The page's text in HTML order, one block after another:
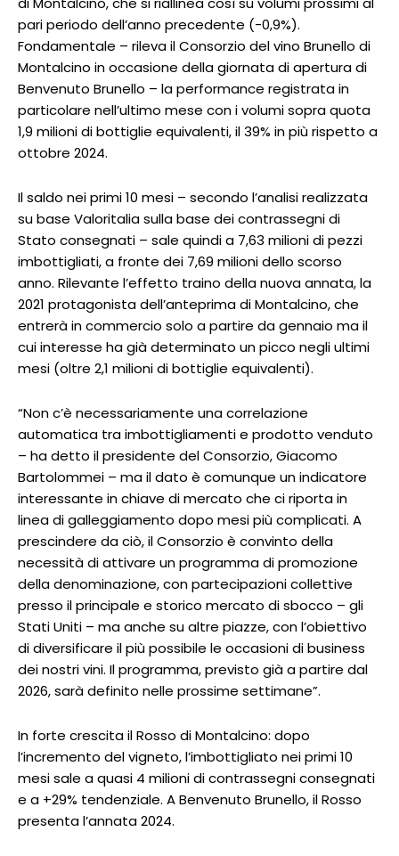
pari periodo dell’anno precedente (-0,9%).
Fondamentale – rileva il Consorzio del vino Brunello di
Montalcino in occasione della giornata di apertura di
Benvenuto Brunello – la performance registrata in
particolare nell’ultimo mese con i volumi sopra quota
1,9 milioni di bottiglie equivalenti, il 39% in più rispetto a
ottobre 2024.
Il saldo nei primi 10 mesi – secondo l’analisi realizzata
su base Valoritalia sulla base dei contrassegni di
Stato consegnati – sale quindi a 7,63 milioni di pezzi
imbottigliati, a fronte dei 7,69 milioni dello scorso
anno. Rilevante l’effetto traino della nuova annata, la
2021 protagonista dell’anteprima di Montalcino, che
entrerà in commercio solo a partire da gennaio ma il
cui interesse ha già determinato un picco negli ultimi
mesi (oltre 2,1 milioni di bottiglie equivalenti).
“Non c’è necessariamente una correlazione
automatica tra imbottigliamenti e prodotto venduto
– ha detto il presidente del Consorzio, Giacomo
Bartolommei – ma il dato è comunque un indicatore
interessante in chiave di mercato che ci riporta in
linea di galleggiamento dopo mesi più complicati. A
prescindere da ciò, il Consorzio è convinto della
necessità di attivare un programma di promozione
della denominazione, con partecipazioni collettive
presso il principale e storico mercato di sbocco – gli
Stati Uniti – ma anche su altre piazze, con l’obiettivo
di diversificare il più possibile le occasioni di business
dei nostri vini. Il programma, previsto già a partire dal
2026, sarà definito nelle prossime settimane”.
In forte crescita il Rosso di Montalcino: dopo
l’incremento del vigneto, l’imbottigliato nei primi 10
mesi sale a quasi 4 milioni di contrassegni consegnati
e a +29% tendenziale. A Benvenuto Brunello, il Rosso
presenta l’annata 2024.